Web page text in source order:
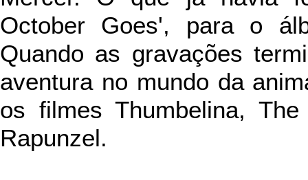
October Goes', para o
Quando as gravações
aventura no mundo da
os filmes Thumbelina,
Rapunzel.